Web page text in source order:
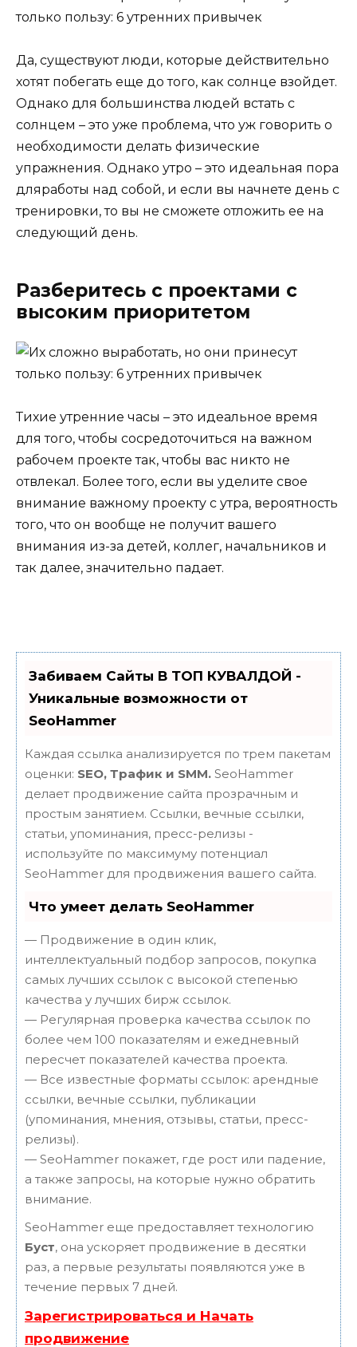
Да, существуют люди, которые действительно
хотят побегать еще до того, как солнце взойдет.
Однако для большинства людей встать с
солнцем – это уже проблема, что уж говорить о
необходимости делать физические
упражнения. Однако утро – это идеальная пора
дляработы над собой, и если вы начнете день с
тренировки, то вы не сможете отложить ее на
следующий день.
Разберитесь с проектами с
высоким приоритетом
Тихие утренние часы – это идеальное время
для того, чтобы сосредоточиться на важном
рабочем проекте так, чтобы вас никто не
отвлекал. Более того, если вы уделите свое
внимание важному проекту с утра, вероятность
того, что он вообще не получит вашего
внимания из-за детей, коллег, начальников и
так далее, значительно падает.
Забиваем Сайты В ТОП КУВАЛДОЙ -
Уникальные возможности от
SeoHammer
Каждая ссылка анализируется по трем пакетам
оценки: SEO, Трафик и SMM. SeoHammer
делает продвижение сайта прозрачным и
простым занятием. Ссылки, вечные ссылки,
статьи, упоминания, пресс-релизы -
используйте по максимуму потенциал
SeoHammer для продвижения вашего сайта.
Что умеет делать SeoHammer
— Продвижение в один клик,
интеллектуальный подбор запросов, покупка
самых лучших ссылок с высокой степенью
качества у лучших бирж ссылок.
— Регулярная проверка качества ссылок по
более чем 100 показателям и ежедневный
пересчет показателей качества проекта.
— Все известные форматы ссылок: арендные
ссылки, вечные ссылки, публикации
(упоминания, мнения, отзывы, статьи, пресс-
релизы).
— SeoHammer покажет, где рост или падение,
а также запросы, на которые нужно обратить
внимание.
SeoHammer еще предоставляет технологию
Буст, она ускоряет продвижение в десятки
раз, а первые результаты появляются уже в
течение первых 7 дней.
Зарегистрироваться и Начать
продвижение